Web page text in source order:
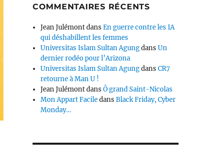
COMMENTAIRES RÉCENTS
Jean JulémontdansEn guerre contre les IA
qui déshabillent les femmes
Universitas Islam Sultan AgungdansUn
dernier rodéo pour l’Arizona
Universitas Islam Sultan AgungdansCR7
retourne à Man U !
Jean JulémontdansÔ grand Saint-Nicolas
Mon Appart FaciledansBlack Friday, Cyber
Monday…